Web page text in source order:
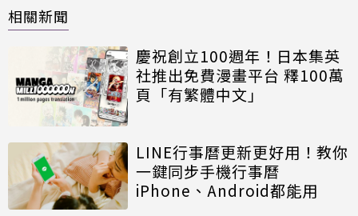
相關新聞
慶祝創立100週年！日本集英
社推出免費漫畫平台 釋100萬
頁「有繁體中文」
LINE行事曆更新更好用！教你
一鍵同步手機行事曆
iPhone、Android都能用